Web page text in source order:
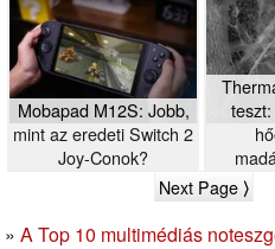
Mobapad M12S: Jobb,
mint az eredeti Switch 2
Joy-Conok?
Next Page ⟩
» A Top 10 multimédiás